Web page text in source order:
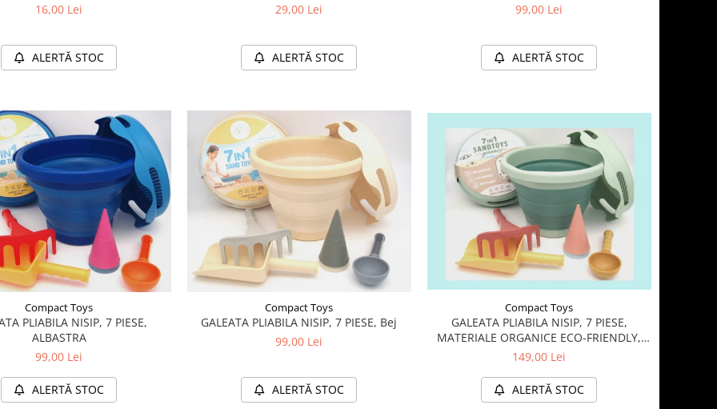
16,00 Lei
ALERTĂ STOC
29,00 Lei
ALERTĂ STOC
99,00 Lei
ALERTĂ STOC
Compact Toys
PLIABILA NISIP, 7 PIESE,
ALBASTRA
99,00 Lei
ALERTĂ STOC
Compact Toys
GALEATA PLIABILA NISIP, 7 PIESE, Bej
99,00 Lei
ALERTĂ STOC
Compact Toys
GALEATA PLIABILA NISIP, 7 PIESE,
MATERIALE ORGANICE ECO-FRIENDLY,
VERDE
149,00 Lei
ALERTĂ STOC